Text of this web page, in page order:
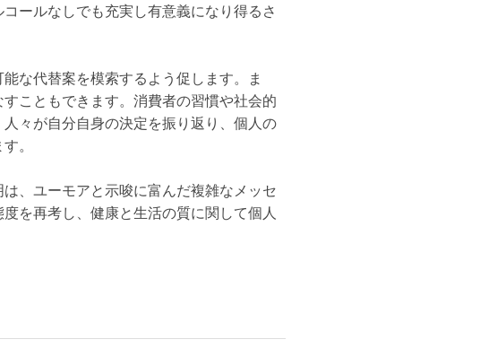
ールなしでも充実し有意義になり得るさ
な代替案を模索するよう促します。ま
こともできます。消費者の習慣や社会的
々が自分自身の決定を振り返り、個人の
。
、ユーモアと示唆に富んだ複雑なメッセ
を再考し、健康と生活の質に関して個人